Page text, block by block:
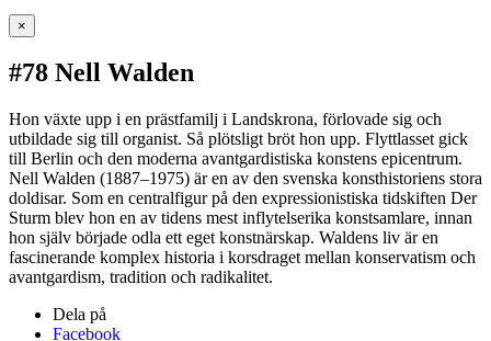
×
#78 Nell Walden
Hon växte upp i en prästfamilj i Landskrona, förlovade sig och
utbildade sig till organist. Så plötsligt bröt hon upp. Flyttlasset gick
till Berlin och den moderna avantgardistiska konstens epicentrum.
Nell Walden (1887–1975) är en av den svenska konsthistoriens stora
doldisar. Som en centralfigur på den expressionistiska tidskiften Der
Sturm blev hon en av tidens mest inflytelserika konstsamlare, innan
hon själv började odla ett eget konstnärskap. Waldens liv är en
fascinerande komplex historia i korsdraget mellan konservatism och
avantgardism, tradition och radikalitet.
Dela på
Facebook